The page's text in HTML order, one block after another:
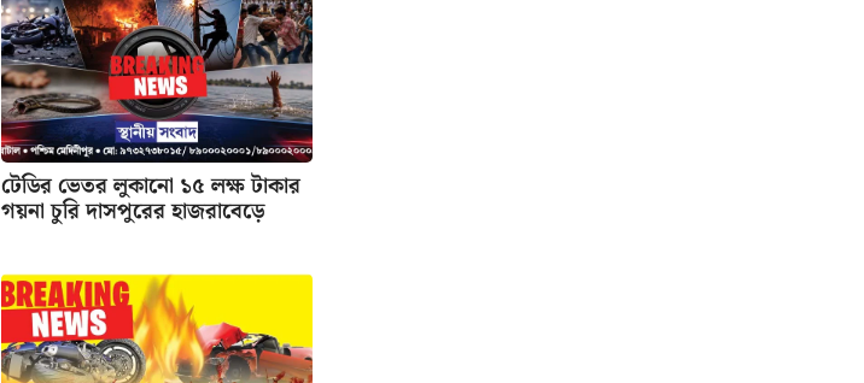
টেডির ভেতর লুকানো ১৫ লক্ষ টাকার
গয়না চুরি দাসপুরের হাজরাবেড়ে